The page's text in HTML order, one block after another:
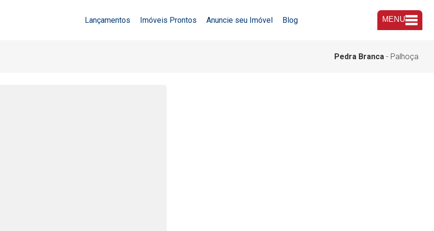
Lançamentos Imóveis Prontos Anuncie seu Imóvel Blog MENU
Pedra Branca - Palhoça